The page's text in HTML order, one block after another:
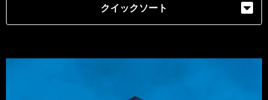
クイックソート